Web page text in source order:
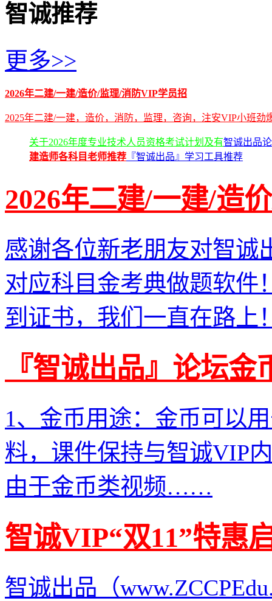
智诚推荐
更多>>
2026年二建/一建/造价/监理/消防VIP学员招
2025年二建/一建，造价，消防，监理，咨询，注安VIP小班劲
关于2026年度专业技术人员资格考试计划及有智诚出品
建造师各科目老师推荐 『智诚出品』学习工具推荐
2026年二建/一建/造
感谢各位新老朋友对智诚
对应科目金考典做题软件
到证书，我们一直在路上
『智诚出品』论坛金
1、金币用途：金币可以
料，课件保持与智诚VIP
由于金币类视频……
智诚VIP“双11”特惠
智诚出品（